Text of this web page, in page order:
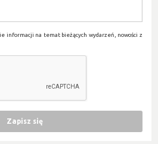
informacji na temat bieżących wydarzeń, nowości z